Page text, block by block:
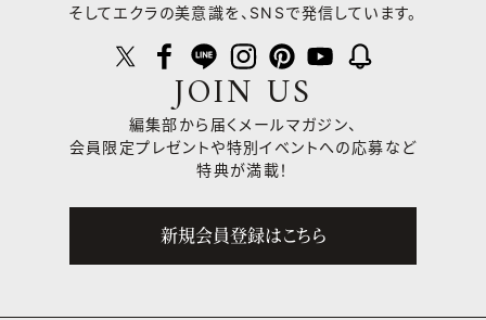
そしてエクラの美意識を、SNSで発信しています。
JOIN US
編集部から届くメールマガジン、
会員限定プレゼントや特別イベントへの応募など
特典が満載！
新規会員登録はこちら